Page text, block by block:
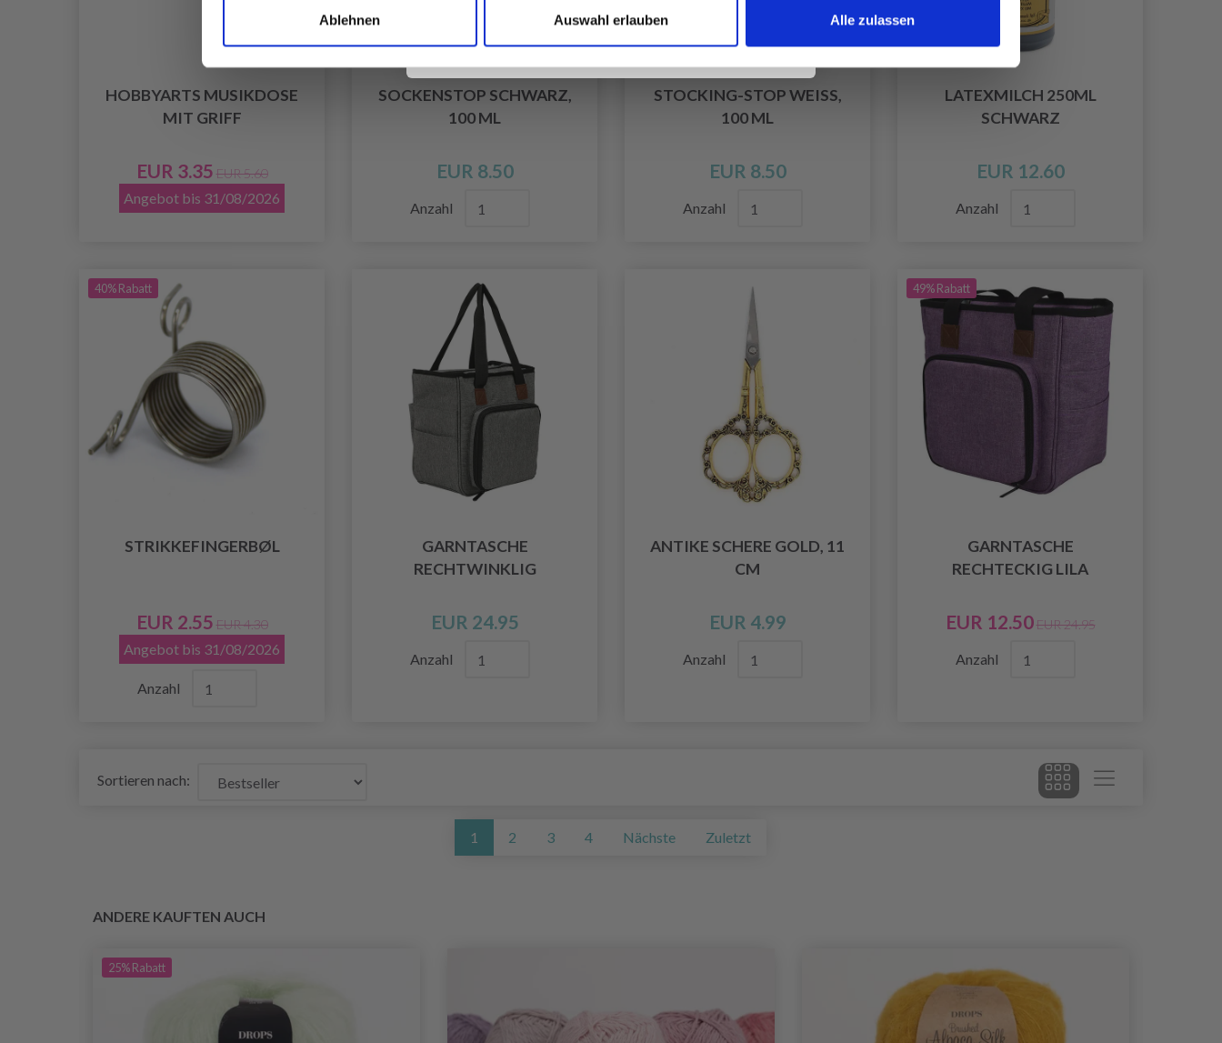
Ablehnen Auswahl erlauben Alle zulassen
HOBBYARTS MUSIKDOSE
MIT GRIFF
EUR 3.35 EUR 5.60
Angebot bis 31/08/2026
SOCKENSTOP SCHWARZ,
100 ML
EUR 8.50
Anzahl
STOCKING-STOP WEISS,
100 ML
EUR 8.50
Anzahl
LATEXMILCH 250ML
SCHWARZ
EUR 12.60
Anzahl
40% Rabatt
STRIKKEFINGERBØL
EUR 2.55 EUR 4.30
Angebot bis 31/08/2026
Anzahl
GARNTASCHE
RECHTWINKLIG
EUR 24.95
Anzahl
ANTIKE SCHERE GOLD, 11
CM
EUR 4.99
Anzahl
49% Rabatt
GARNTASCHE
RECHTECKIG LILA
EUR 12.50 EUR 24.95
Anzahl
Sortieren nach:
1 2 3 4 Nächste Zuletzt
ANDERE KAUFTEN AUCH
25%Rabatt
Nein, danke